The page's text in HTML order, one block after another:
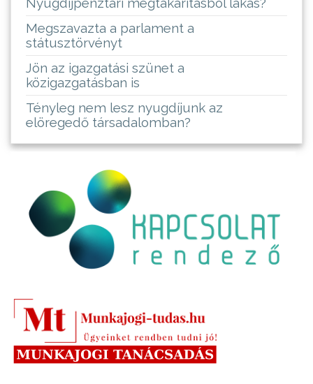
Megszavazta a parlament a
státusztörvényt
Jön az igazgatási szünet a
közigazgatásban is
Tényleg nem lesz nyugdíjunk az
elöregedő társadalomban?